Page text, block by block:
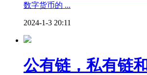
数字货币的 ...
2024-1-3 20:11
公有链，私有链